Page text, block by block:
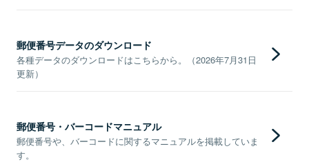
郵便番号データのダウンロード
各種データのダウンロードはこちらから。（2026年7月31日
更新）
郵便番号・バーコードマニュアル
郵便番号や、バーコードに関するマニュアルを掲載していま
す。